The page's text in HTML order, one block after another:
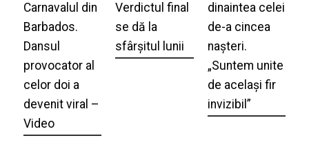
Carnavalul din
Barbados.
Dansul
provocator al
celor doi a
devenit viral –
Video
Verdictul final
se dă la
sfârșitul lunii
dinaintea celei
de-a cincea
nașteri.
„Suntem unite
de același fir
invizibil”